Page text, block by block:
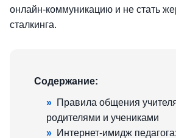
онлайн-коммуникацию и не стать
сталкинга.
Содержание:
» Правила общения
родителями и учениками
» Интернет-имидж